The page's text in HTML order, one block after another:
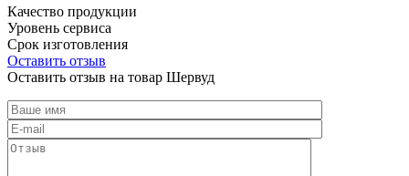
Качество продукции
Уровень сервиса
Срок изготовления
Оставить отзыв
Оставить отзыв на товар Шервуд